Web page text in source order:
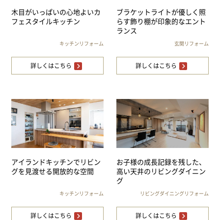
木目がいっぱいの心地よいカ
フェスタイルキッチン
キッチンリフォーム
詳しくはこちら
ブラケットライトが優しく照
らす飾り棚が印象的なエント
ランス
玄関リフォーム
詳しくはこちら
アイランドキッチンでリビン
グを見渡せる開放的な空間
キッチンリフォーム
詳しくはこちら
お子様の成長記録を残した、
高い天井のリビングダイニン
グ
リビングダイニングリフォーム
詳しくはこちら